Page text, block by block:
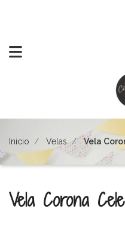
Inicio Velas Vela
Vela Corona